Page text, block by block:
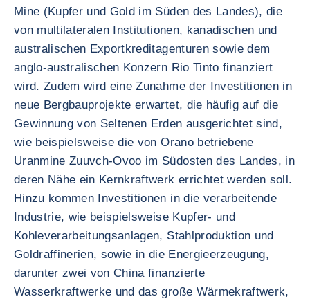
Mine (Kupfer und Gold im Süden des Landes), die
von multilateralen Institutionen, kanadischen und
australischen Exportkreditagenturen sowie dem
anglo-australischen Konzern Rio Tinto finanziert
wird. Zudem wird eine Zunahme der Investitionen in
neue Bergbauprojekte erwartet, die häufig auf die
Gewinnung von Seltenen Erden ausgerichtet sind,
wie beispielsweise die von Orano betriebene
Uranmine Zuuvch-Ovoo im Südosten des Landes, in
deren Nähe ein Kernkraftwerk errichtet werden soll.
Hinzu kommen Investitionen in die verarbeitende
Industrie, wie beispielsweise Kupfer- und
Kohleverarbeitungsanlagen, Stahlproduktion und
Goldraffinerien, sowie in die Energieerzeugung,
darunter zwei von China finanzierte
Wasserkraftwerke und das große Wärmekraftwerk,